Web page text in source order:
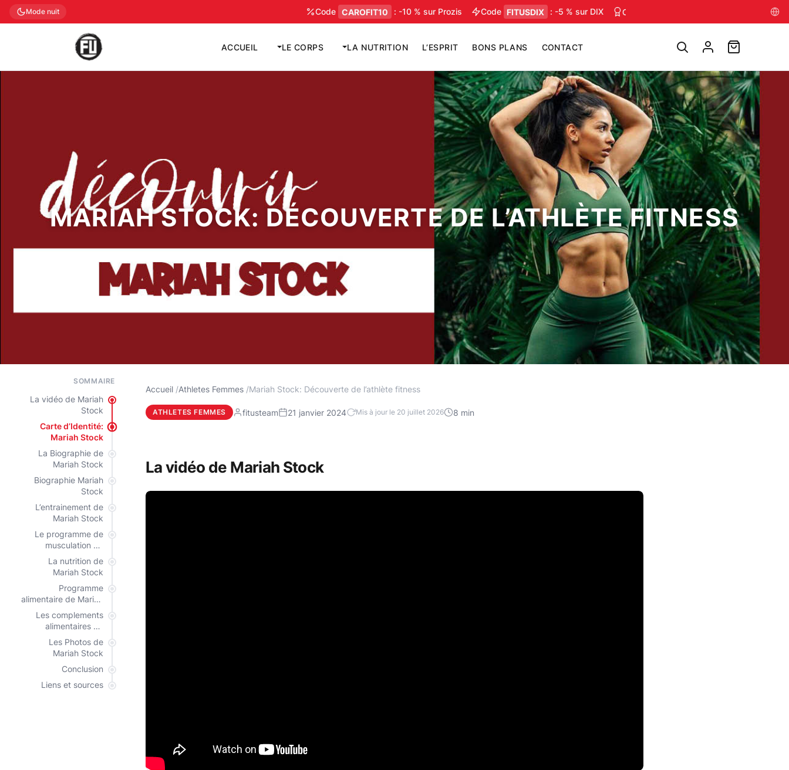
Aller
au
Mode nuit Code CAROFIT10 : -10 % sur Prozis Code FITUSDIX : -5 % sur DIX Conseils muscu, nutrition & mental — chaque
ACCUEIL LE CORPS LA NUTRITION L’ESPRIT BONS PLANS CONTACT
MARIAH STOCK: DÉCOUVERTE DE L’ATHLÈTE FITNESS
Accueil Athletes Femmes Mariah Stock: Découverte de l’athlète fitness
ATHLETES FEMMES fitusteam 21 janvier 2024 Mis à jour le 20 juillet 2026 8 min
La vidéo de Mariah Stock
SOMMAIRE
La vidéo de Mariah
Stock
Carte d’Identité:
Mariah Stock
La Biographie de
Mariah Stock
Biographie Mariah
Stock
L’entrainement de
Mariah Stock
Le programme de
musculation de
Mariah Stock
La nutrition de
Mariah Stock
Programme
alimentaire de Mariah
Stock
Les complements
alimentaires de
Mariah Stock
Les Photos de
Mariah Stock
Conclusion
Liens et sources